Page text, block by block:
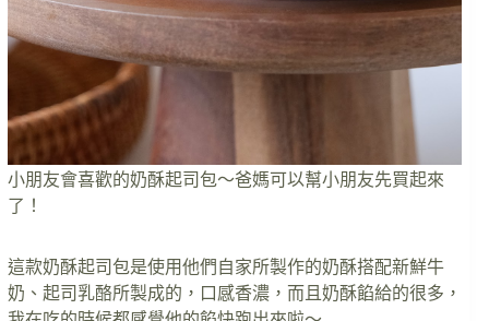
小朋友會喜歡的奶酥起司包～爸媽可以幫小朋友先買起來
了！
這款奶酥起司包是使用他們自家所製作的奶酥搭配新鮮牛
奶、起司乳酪所製成的，口感香濃，而且奶酥餡給的很多，